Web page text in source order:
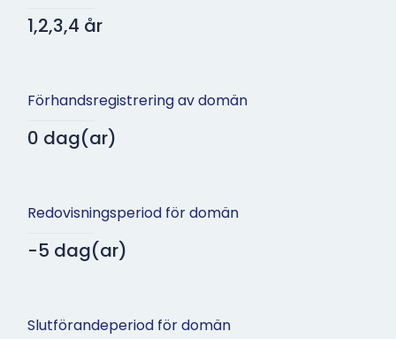
1,2,3,4 år
Förhandsregistrering av domän
0 dag(ar)
Redovisningsperiod för domän
-5 dag(ar)
Slutförandeperiod för domän